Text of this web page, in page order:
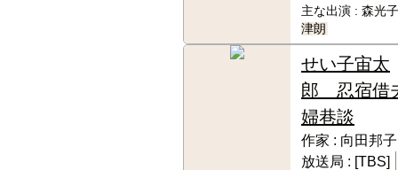
主な出演 : 森光
津朗
せい子宙太
郎 忍宿借
婦巷談
作家 : 向田邦子
放送局 : [TBS]